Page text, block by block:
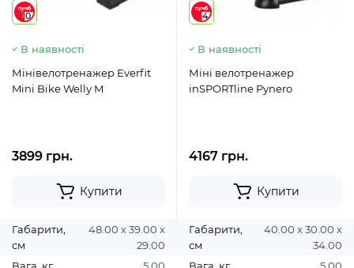
10
В наявності
Мінівелотренажер Everfit
Mini Bike Welly M
3899 грн.
Купити
Габарити,
см
48.00 х 39.00 х
29.00
4
В наявності
Міні велотренажер
inSPORTline Pynero
4167 грн.
Купити
Габарити,
см
40.00 х 30.00 х
34.00